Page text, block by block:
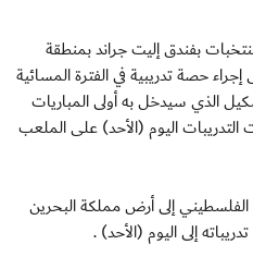
بفندق إليت جراند بمنطقة
حصة تدريبية في الفترة المسائية
الذي سيدخل به أولى المباريات
اليوم (الأحد) على الملعب
إلى أرض مملكة البحرين
إلى اليوم (الأحد) .